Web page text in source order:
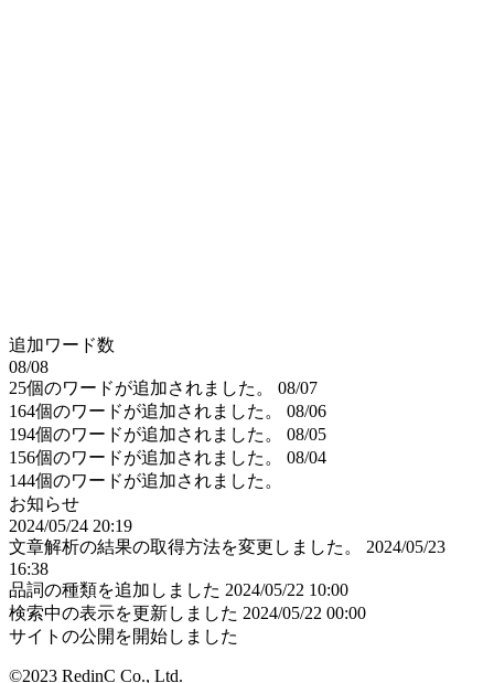
追加ワード数
08/08
25個のワードが追加されました。
08/07
164個のワードが追加されました。
08/06
194個のワードが追加されました。
08/05
156個のワードが追加されました。
08/04
144個のワードが追加されました。
お知らせ
2024/05/24 20:19
文章解析の結果の取得方法を変更しました。
2024/05/23
16:38
品詞の種類を追加しました 2024/05/22 10:00
検索中の表示を更新しました 2024/05/22 00:00
サイトの公開を開始しました
©2023 RedinC Co., Ltd.